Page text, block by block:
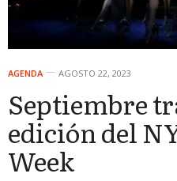
AGENDA AGOSTO 22, 2023
Septiembre
edición del
Week